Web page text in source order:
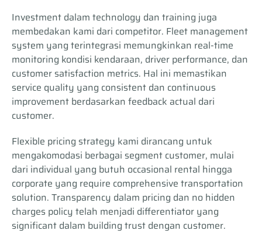
Investment dalam technology dan training juga
membedakan kami dari competitor. Fleet management
system yang terintegrasi memungkinkan real-time
monitoring kondisi kendaraan, driver performance, dan
customer satisfaction metrics. Hal ini memastikan
service quality yang consistent dan continuous
improvement berdasarkan feedback actual dari
customer.
Flexible pricing strategy kami dirancang untuk
mengakomodasi berbagai segment customer, mulai
dari individual yang butuh occasional rental hingga
corporate yang require comprehensive transportation
solution. Transparency dalam pricing dan no hidden
charges policy telah menjadi differentiator yang
significant dalam building trust dengan customer.